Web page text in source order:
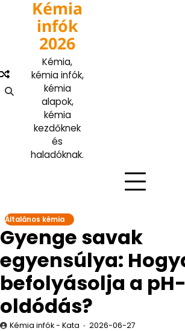
Kémia
infók
2026
Kémia,
kémia infók,
kémia
alapok,
kémia
kezdőknek
és
haladóknak.
Általános kémia
Gyenge savak
egyensúlya:
befolyásolja a
oldódás?
Kémia infók - Kata 2026-06-27